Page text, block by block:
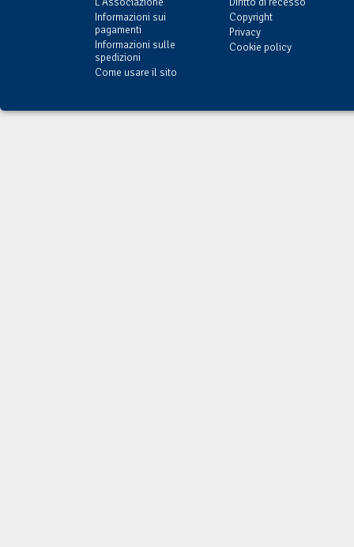
Informazioni sui
pagamenti
Informazioni sulle
spedizioni
Come usare il sito
Copyright
Privacy
Cookie policy